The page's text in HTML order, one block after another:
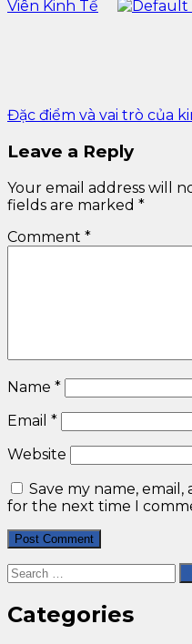
Viên Kinh Tế
Đặc điểm và vai trò của
Leave a Reply
Your email address will
fields are marked *
Comment *
Name *
Email *
Website
Save my name,
for the next time I
Categories